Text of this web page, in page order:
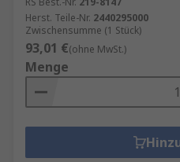
Herst. Teile-Nr. 2440295000
Zwischensumme (1 Stück)
93,01 €(ohne MwSt.)
Menge